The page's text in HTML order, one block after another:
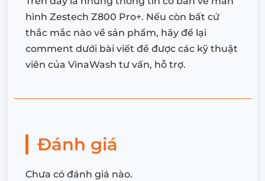
hình Zestech Z800 Pro+. Nếu còn bất cứ
thắc mắc nào về sản phẩm, hãy để lại
comment dưới bài viết để được các kỹ thuật
viên của VinaWash tư vấn, hỗ trợ.
Đánh giá
Chưa có đánh giá nào.